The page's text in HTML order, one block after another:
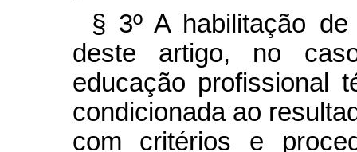
§ 3º A habilitação
deste artigo, no
educação profissional
condicionada ao
com critérios e